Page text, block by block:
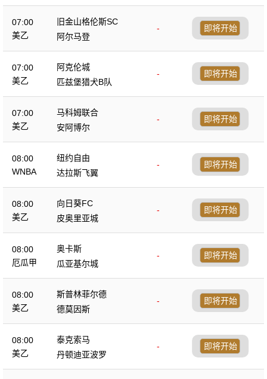
07:00
美乙
旧金山格伦斯SC
-
阿尔马登
即将开始
07:00
美乙
阿克伦城
-
匹兹堡猎犬B队
即将开始
07:00
美乙
马科姆联合
-
安阿博尔
即将开始
08:00
WNBA
纽约自由
-
达拉斯飞翼
即将开始
08:00
美乙
向日葵FC
-
皮奥里亚城
即将开始
08:00
厄瓜甲
奥卡斯
-
瓜亚基尔城
即将开始
08:00
美乙
斯普林菲尔德
-
德莫因斯
即将开始
08:00
美乙
泰克索马
-
丹顿迪亚波罗
即将开始